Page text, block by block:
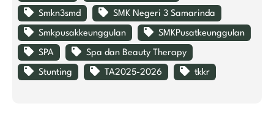
Smkn3smd SMK Negeri 3 Samarinda
Smkpusakkeunggulan SMKPusatkeunggulan
SPA Spa dan Beauty Therapy
Stunting TA2025-2026 tkkr